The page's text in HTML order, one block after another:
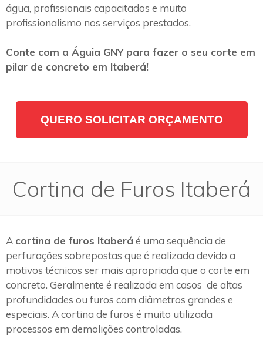
água, profissionais capacitados e muito
profissionalismo nos serviços prestados.
Conte com a Águia GNY para fazer o seu corte em
pilar de concreto em Itaberá!
QUERO SOLICITAR ORÇAMENTO
Cortina de Furos Itaberá
A cortina de furos Itaberá é uma sequência de
perfurações sobrepostas que é realizada devido a
motivos técnicos ser mais apropriada que o corte em
concreto. Geralmente é realizada em casos de altas
profundidades ou furos com diâmetros grandes e
especiais. A cortina de furos é muito utilizada
processos em demolições controladas.